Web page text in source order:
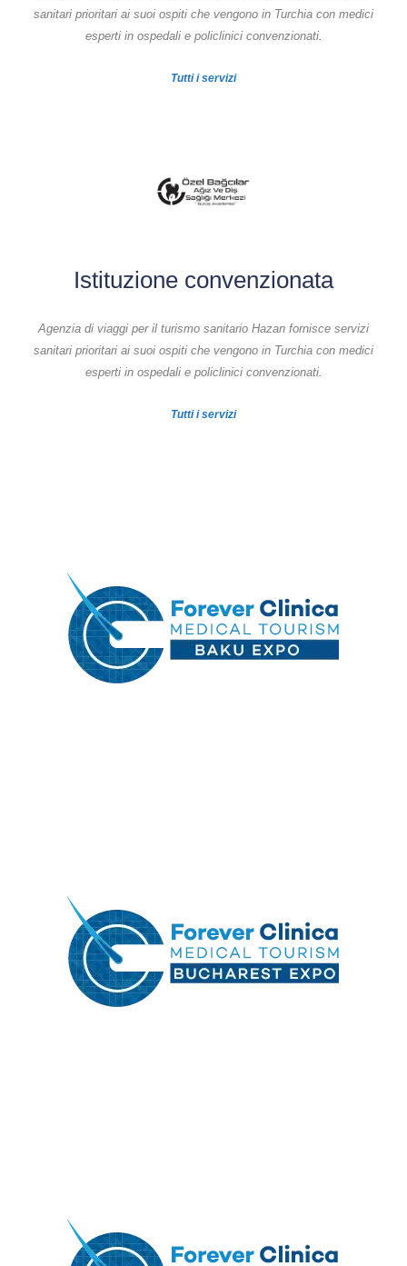
sanitari prioritari ai suoi ospiti che vengono in Turchia con medici
esperti in ospedali e policlinici convenzionati.
Tutti i servizi
Istituzione convenzionata
Agenzia di viaggi per il turismo sanitario Hazan fornisce servizi
sanitari prioritari ai suoi ospiti che vengono in Turchia con medici
esperti in ospedali e policlinici convenzionati.
Tutti i servizi